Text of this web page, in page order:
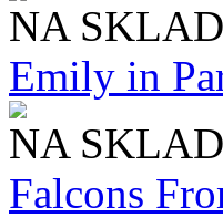
NA
Emily in
NA
Falcons